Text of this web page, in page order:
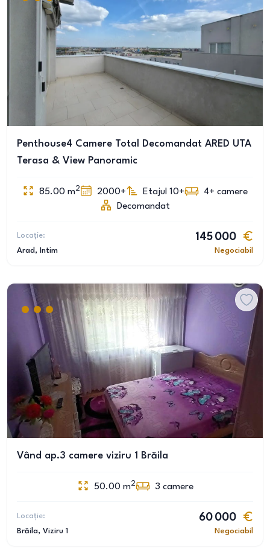
Penthouse4 Camere Total Decomandat ARED UTA
Terasa & View Panoramic
85.00 m2 2000+ Etajul 10+ 4+ camere
Decomandat
Locație:
Arad , Intim
145 000
Negociabil
Vând ap.3 camere viziru 1 Brăila
50.00 m2 3 camere
Locație:
Brăila, Viziru 1
60 000
Negociabil